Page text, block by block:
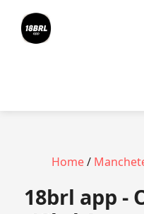
Home/
18brl app -